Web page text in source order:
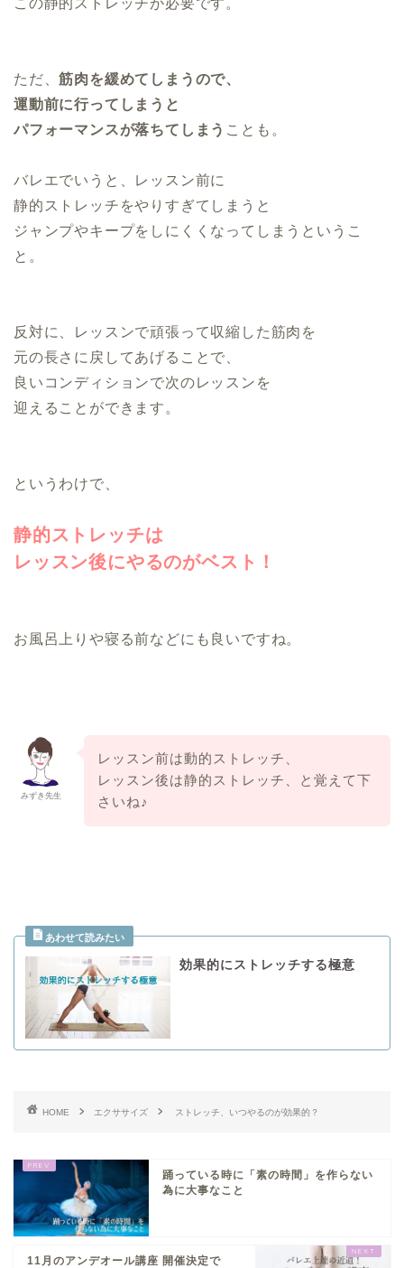
ただ、筋肉を緩めてしまうので、
運動前に行ってしまうと
パフォーマンスが落ちてしまう ことも。
バレエでいうと、レッスン前に
静的ストレッチをやりすぎてしまうと
ジャンプやキープをしにくくなってしまうというこ
と。
反対に、レッスンで頑張って収縮した筋肉を
元の長さに戻してあげることで、
良いコンディションで次のレッスンを
迎えることができます。
というわけで、
静的ストレッチは
レッスン後にやるのがベスト！
お風呂上りや寝る前などにも良いですね。
みずき先生
レッスン前は動的ストレッチ、
レッスン後は静的ストレッチ、と覚えて下
さいね♪
効果的にストレッチする極意
HOME エクササイズ ストレッチ、いつやるのが効果的？
踊っている時に「素の時間」を作らない
為に大事なこと
11月のアンデオール講座 開催決定で